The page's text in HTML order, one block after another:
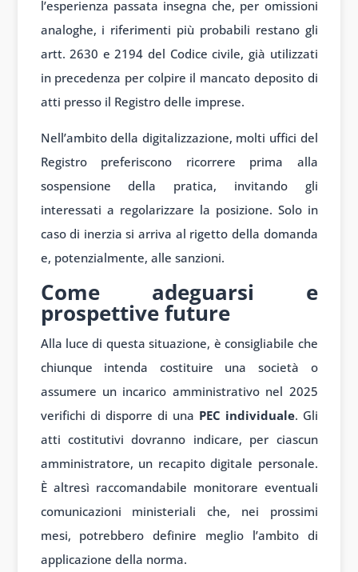
l’esperienza passata insegna che, per omissioni
analoghe, i riferimenti più probabili restano gli
artt. 2630 e 2194 del Codice civile, già utilizzati
in precedenza per colpire il mancato deposito di
atti presso il Registro delle imprese.
Nell’ambito della digitalizzazione, molti uffici del
Registro preferiscono ricorrere prima alla
sospensione della pratica, invitando gli
interessati a regolarizzare la posizione. Solo in
caso di inerzia si arriva al rigetto della domanda
e, potenzialmente, alle sanzioni.
Come adeguarsi e
prospettive future
Alla luce di questa situazione, è consigliabile che
chiunque intenda costituire una società o
assumere un incarico amministrativo nel 2025
verifichi di disporre di una PEC individuale. Gli
atti costitutivi dovranno indicare, per ciascun
amministratore, un recapito digitale personale.
È altresì raccomandabile monitorare eventuali
comunicazioni ministeriali che, nei prossimi
mesi, potrebbero definire meglio l’ambito di
applicazione della norma.